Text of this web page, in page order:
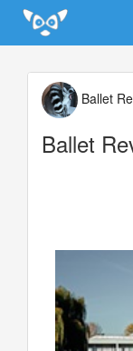
Update cookies
Ballet
Ballet